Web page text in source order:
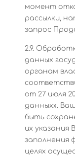
момент
рассылки,
запрос
2.9.
данных
органам
от 27 июля
данных».
быть
их указания
заполнения
целях